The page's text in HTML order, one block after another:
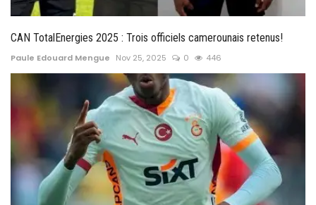
CAN TotalEnergies 2025 : Trois officiels camerounais retenus!
Paule Edouard Mengue Nov 25, 2025 0 446